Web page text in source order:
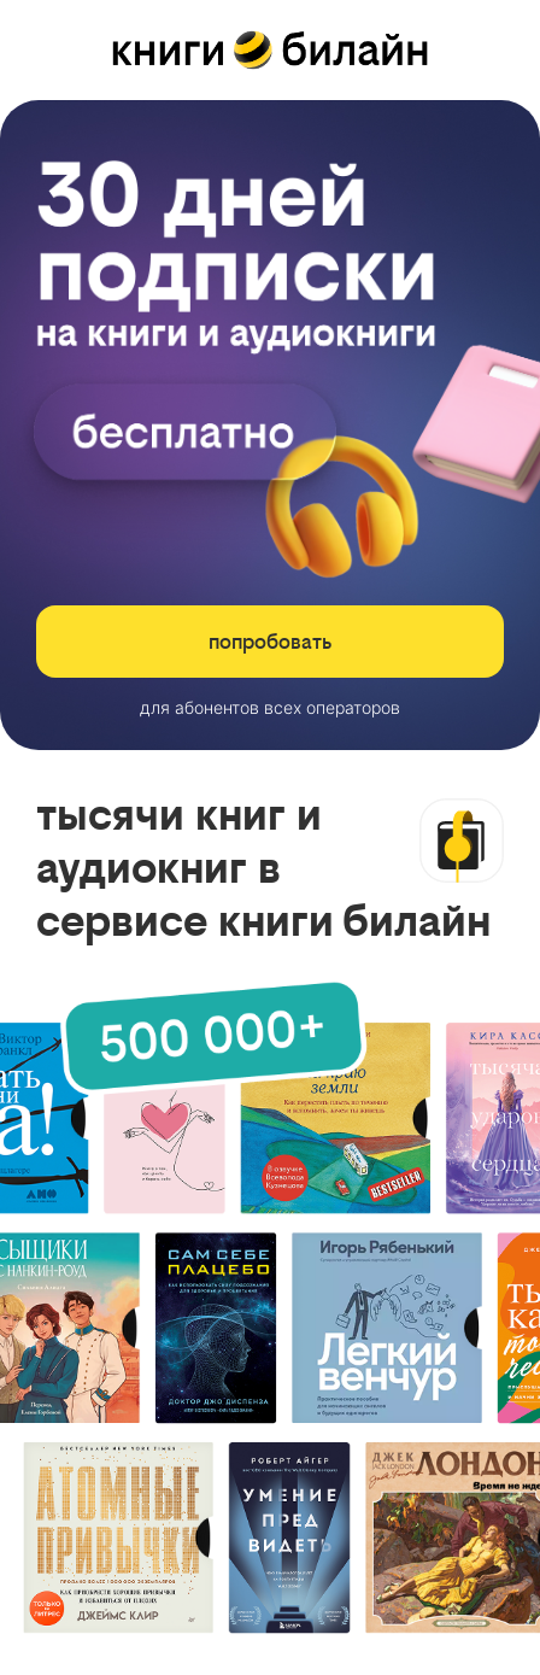
попробовать
для абонентов всех операторов
тысячи книг и
аудиокниг в
сервисе книги билайн